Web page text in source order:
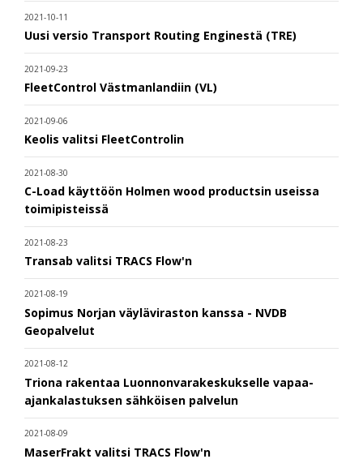
2021-10-11
Uusi versio Transport Routing Enginestä (TRE)
2021-09-23
FleetControl Västmanlandiin (VL)
2021-09-06
Keolis valitsi FleetControlin
2021-08-30
C-Load käyttöön Holmen wood productsin useissa
toimipisteissä
2021-08-23
Transab valitsi TRACS Flow'n
2021-08-19
Sopimus Norjan väyläviraston kanssa - NVDB
Geopalvelut
2021-08-12
Triona rakentaa Luonnonvarakeskukselle vapaa-
ajankalastuksen sähköisen palvelun
2021-08-09
MaserFrakt valitsi TRACS Flow'n